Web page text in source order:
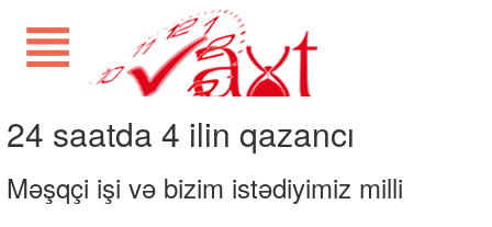
24 saatda 4 ilin qazancı
Məşqçi işi və bizim istədiyimiz milli